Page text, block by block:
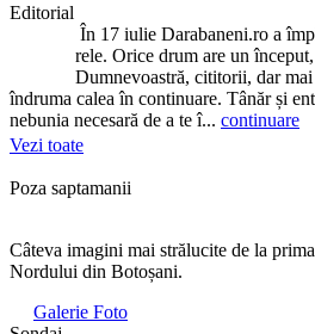
Editorial
În 17 iulie Darabaneni.ro a
rele. Orice drum are un
Dumnevoastră, cititorii, dar
îndruma calea în continuare. Tânăr și
nebunia necesară de a te î... continuare
Vezi toate
Poza saptamanii
Câteva imagini mai strălucite de la
Nordului din Botoșani.
Galerie Foto